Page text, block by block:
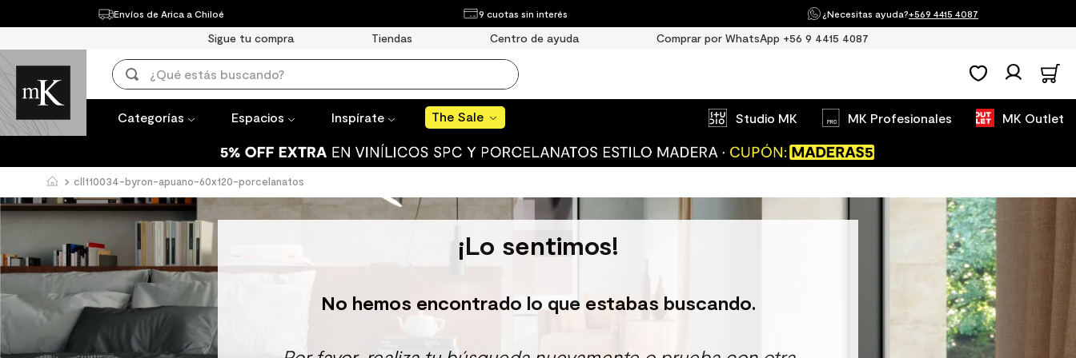
Envíos de Arica a Chiloé 9 cuotas sin interés ¿Necesitas ayuda?+569 4415 4087
Sigue tu compra Tiendas Centro de ayuda Comprar por WhatsApp +56 9 4415 4087
¿Qué estás buscando?
3. lavaplatos
4. espejo
5 ceramica muro
6. porcelanato mate
. piso vinilico
receptaculo
9. spc
Categorías Espacios Inspírate The Sale Studio MK MK Profesionales MK Outlet
Categorías Espacios Inspírate The Sale
¿Qué estás buscando?
TÉRMINOS MÁS BUSCADOS
1. mueble baño
mampara
4. espejo
5. ceramica muro
spc
cll110034-byron-apuano-60x120-porcelanatos
¡Lo sentimos!
No hemos encontrado lo que estabas buscando.